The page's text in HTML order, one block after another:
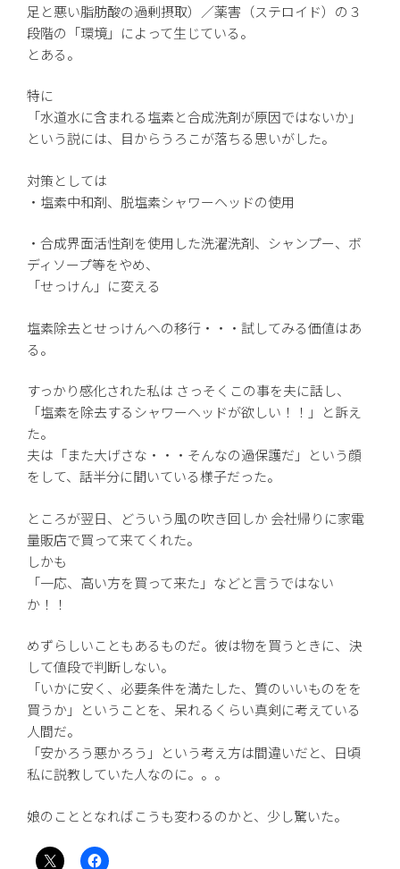
足と悪い脂肪酸の過剰摂取）／薬害（ステロイド）の３
段階の「環境」によって生じている。
とある。
特に
「水道水に含まれる塩素と合成洗剤が原因ではないか」
という説には、目からうろこが落ちる思いがした。
対策としては
・塩素中和剤、脱塩素シャワーヘッドの使用
・合成界面活性剤を使用した洗濯洗剤、シャンプー、ボ
ディソープ等をやめ、
「せっけん」に変える
塩素除去とせっけんへの移行・・・試してみる価値はあ
る。
すっかり感化された私は さっそくこの事を夫に話し、
「塩素を除去するシャワーへッドが欲しい！！」と訴え
た。
夫は「また大げさな・・・そんなの過保護だ」という顔
をして、話半分に聞いている様子だった。
ところが翌日、どういう風の吹き回しか 会社帰りに家電
量販店で買って来てくれた。
しかも
「一応、高い方を買って来た」などと言うではない
か！！
めずらしいこともあるものだ。彼は物を買うときに、決
して値段で判断しない。
「いかに安く、必要条件を満たした、質のいいものをを
買うか」ということを、呆れるくらい真剣に考えている
人間だ。
「安かろう悪かろう」という考え方は間違いだと、日頃
私に説教していた人なのに。。。
娘のこととなればこうも変わるのかと、少し驚いた。